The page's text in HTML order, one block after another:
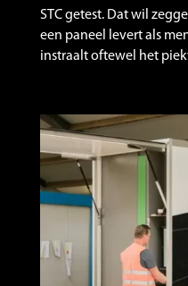
STC getest. Dat wil
een paneel levert als
instraalt oftewel het